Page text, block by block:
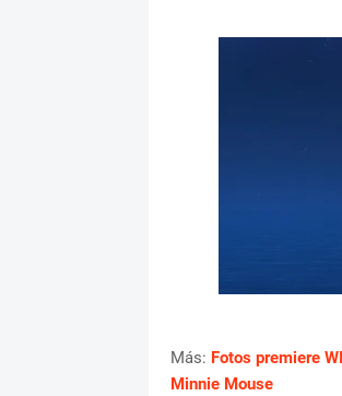
Más: Fotos premiere
Minnie Mouse